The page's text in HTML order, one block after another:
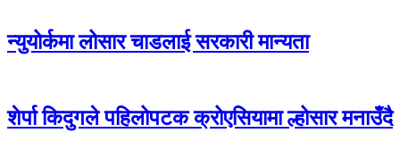
न्युयोर्कमा लोसार चाडलाई सरकारी मान्यता
शेर्पा किदुगले पहिलोपटक क्रोएसियामा ल्होसार मनाउँदै